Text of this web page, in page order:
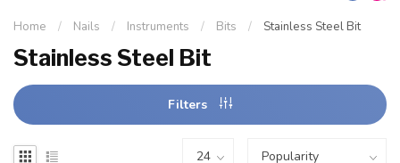
Home / Nails / Instruments / Bits / Stainless Steel Bit
Stainless Steel Bit
Filters